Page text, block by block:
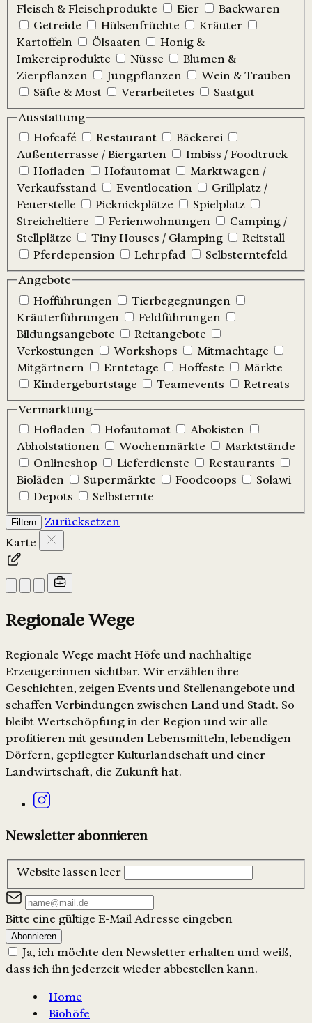
Fleisch & Fleischprodukte Eier
Backwaren
Getreide
Hülsenfrüchte
Kräuter
Kartoffeln
Ölsaaten
Honig &
Imkereiprodukte
Nüsse
Blumen &
Zierpflanzen
Jungpflanzen
Wein & Trauben
Säfte & Most
Verarbeitetes
Saatgut
Ausstattung
Hofcafé
Restaurant
Bäckerei
Außenterrasse / Biergarten
Imbiss / Foodtruck
Hofladen
Hofautomat
Marktwagen /
Verkaufsstand
Eventlocation
Grillplatz /
Feuerstelle
Picknickplätze
Spielplatz
Streicheltiere
Ferienwohnungen
Camping /
Stellplätze
Tiny Houses / Glamping
Reitstall
Pferdepension
Lehrpfad
Selbsterntefeld
Angebote
Hofführungen
Tierbegegnungen
Kräuterführungen
Feldführungen
Bildungsangebote
Reitangebote
Verkostungen
Workshops
Mitmachtage
Mitgärtnern
Erntetage Hoffeste
Märkte
Kindergeburtstage
Teamevents
Retreats
Vermarktung
Hofladen
Hofautomat
Abokisten
Abholstationen
Wochenmärkte
Marktstände
Onlineshop
Lieferdienste
Restaurants
Bioläden
Supermärkte Foodcoops
Solawi
Depots
Selbsternte
Filtern
Zurücksetzen
Karte
Regionale Wege
Regionale Wege macht Höfe und nachhaltige
Erzeuger:innen sichtbar. Wir erzählen ihre
Geschichten, zeigen Events und Stellenangebote und
schaffen Verbindungen zwischen Land und Stadt. So
bleibt Wertschöpfung in der Region und wir alle
profitieren mit gesunden Lebensmitteln, lebendigen
Dörfern, gepflegter Kulturlandschaft und einer
Landwirtschaft, die Zukunft hat.
Newsletter abonnieren
Website lassen leer
Bitte eine gültige E-Mail Adresse eingeben
Abonnieren
Ja, ich möchte den Newsletter erhalten und weiß,
dass ich ihn jederzeit wieder abbestellen kann.
Home
Biohöfe